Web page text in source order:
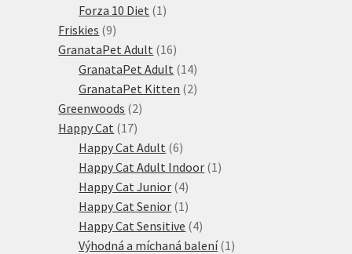
produktů
Forza 10 Diet 1 1
Friskies 99
produktů
GranataPet Adult 1616
produktů
GranataPet Adult 1414
produktů
GranataPet Kitten 22
Greenwoods 22
Happy Cat 1717
produktů
Happy Cat Adult 66
produktů
Happy Cat Adult Indoor 1 1
Happy Cat Junior 44
produkty
Happy Cat Senior 1 1
produkt
Happy Cat Sensitive 44
produkty
Výhodná a míchaná balení 1 1